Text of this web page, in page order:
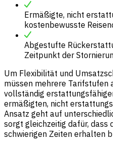
Ermäßigte, nicht
kostenbewusste
Abgestufte
Zeitpunkt der
Um Flexibilität und
müssen mehrere Tarifstufen
vollständig
ermäßigten, nicht
Ansatz geht auf
sorgt gleichzeitig dafür, dass
schwierigen Zeiten erhalten